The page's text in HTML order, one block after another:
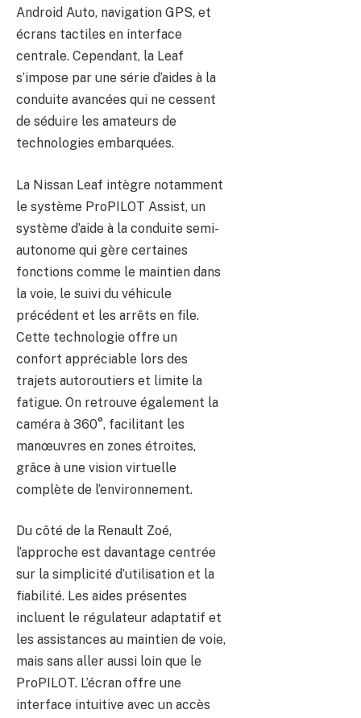
Android Auto, navigation GPS, et
écrans tactiles en interface
centrale. Cependant, la Leaf
s’impose par une série d’aides à la
conduite avancées qui ne cessent
de séduire les amateurs de
technologies embarquées.
La Nissan Leaf intègre notamment
le système ProPILOT Assist, un
système d’aide à la conduite semi-
autonome qui gère certaines
fonctions comme le maintien dans
la voie, le suivi du véhicule
précédent et les arrêts en file.
Cette technologie offre un
confort appréciable lors des
trajets autoroutiers et limite la
fatigue. On retrouve également la
caméra à 360°, facilitant les
manœuvres en zones étroites,
grâce à une vision virtuelle
complète de l’environnement.
Du côté de la Renault Zoé,
l’approche est davantage centrée
sur la simplicité d’utilisation et la
fiabilité. Les aides présentes
incluent le régulateur adaptatif et
les assistances au maintien de voie,
mais sans aller aussi loin que le
ProPILOT. L’écran offre une
interface intuitive avec un accès